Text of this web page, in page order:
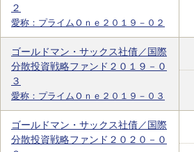
２
愛称：プライムＯｎｅ２０１９－０２
ゴールドマン・サックス社債／国際
分散投資戦略ファンド２０１９－０
３
愛称：プライムＯｎｅ２０１９－０３
ゴールドマン・サックス社債／国際
分散投資戦略ファンド２０２０－０